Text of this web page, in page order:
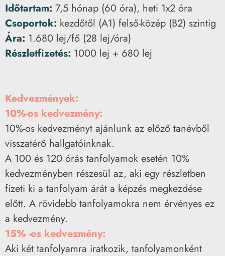
Időtartam: 7,5 hónap (60 óra), heti 1x2 óra
Csoportok: kezdőtől (A1) felső-közép (B2) szintig
Ára: 1.680 lej/fő (28 lej/óra)
Részletfizetés: 1000 lej + 680 lej
Kedvezmények:
10%-os kedvezmény:
10%-os kedvezményt ajánlunk az előző tanévből
visszatérő hallgatóinknak.
A 100 és 120 órás tanfolyamok esetén 10%
kedvezményben részesül az, aki egy részletben
fizeti ki a tanfolyam árát a képzés megkezdése
előtt. A rövidebb tanfolyamokra nem érvényes ez
a kedvezmény.
15% -os kedvezmény:
Aki két tanfolyamra iratkozik, tanfolyamonként